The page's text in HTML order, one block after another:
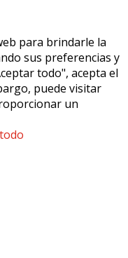
para brindarle la
sus preferencias y
todo", acepta el
puede visitar
un